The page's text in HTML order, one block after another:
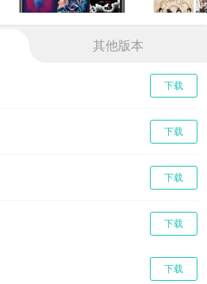
其他版本
下载
下载
下载
下载
下载